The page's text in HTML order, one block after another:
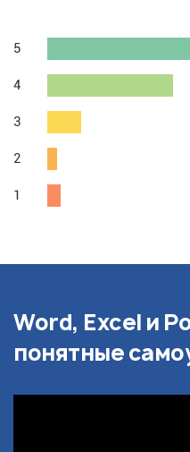
5
4
3
2
1
Word, Excel и
понятные